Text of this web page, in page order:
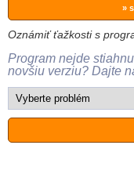
»
Oznámiť ťažkosti s
Program nejde
novšiu verziu? Dajte